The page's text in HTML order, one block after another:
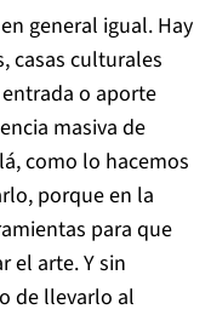
general igual. Hay
casas culturales
o aporte
masiva de
como lo hacemos
porque en la
para que
el arte. Y sin
de llevarlo al